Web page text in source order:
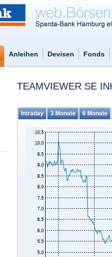
Anleihen Devisen Fonds
TEAMVIEWER SE
Intraday 3 Monate 6 Monate